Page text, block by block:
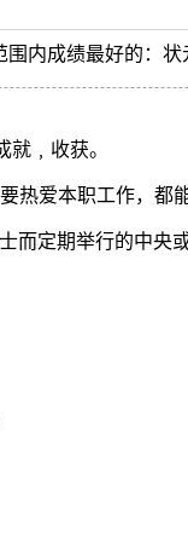
内成绩最好的：
﹐收获。
热爱本职工作，都
而定期举行的中央